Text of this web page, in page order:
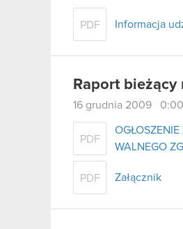
PDF Informacja
Raport
16 grudnia 2009 0:00
PDF
WALNEGO
PDF Załącznik